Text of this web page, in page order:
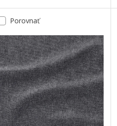
Porovnať